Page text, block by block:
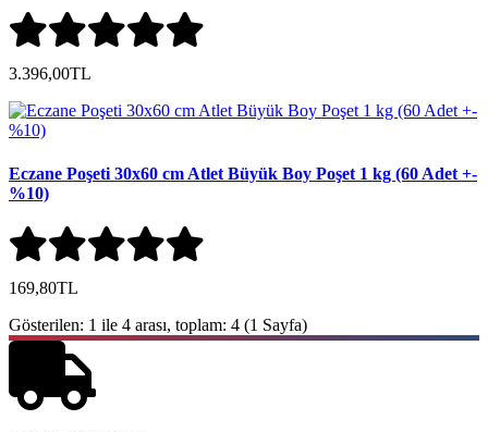
3.396,00TL
Eczane Poşeti 30x60 cm Atlet Büyük Boy Poşet 1 kg (60 Adet +-
%10)
169,80TL
Gösterilen: 1 ile 4 arası, toplam: 4 (1 Sayfa)